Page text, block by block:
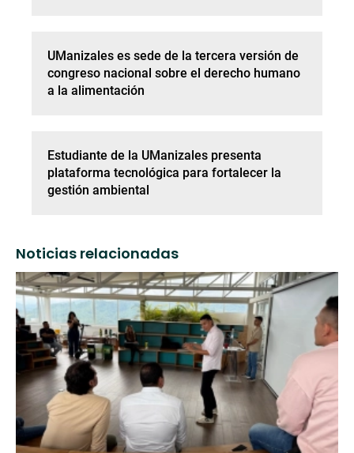
UManizales es sede de la tercera versión de
congreso nacional sobre el derecho humano
a la alimentación
Estudiante de la UManizales presenta
plataforma tecnológica para fortalecer la
gestión ambiental
Noticias relacionadas